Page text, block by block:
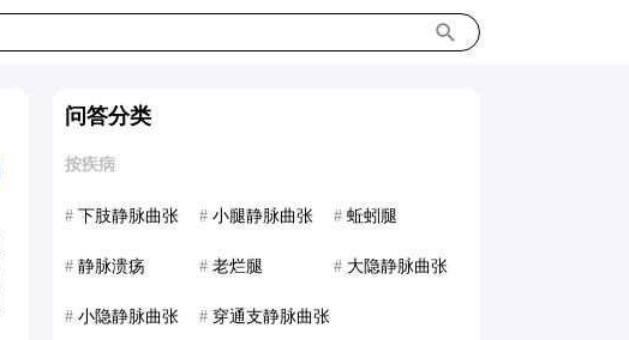
问答分类
按疾病
# 下肢静脉曲张 # 小腿静脉曲张 # 蚯蚓腿
# 静脉溃疡 # 老烂腿 # 大隐静脉曲张
# 小隐静脉曲张 # 穿通支静脉曲张